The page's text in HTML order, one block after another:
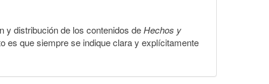
y distribución de los contenidos deHechos y
es que siempre se indique clara y explícitamente